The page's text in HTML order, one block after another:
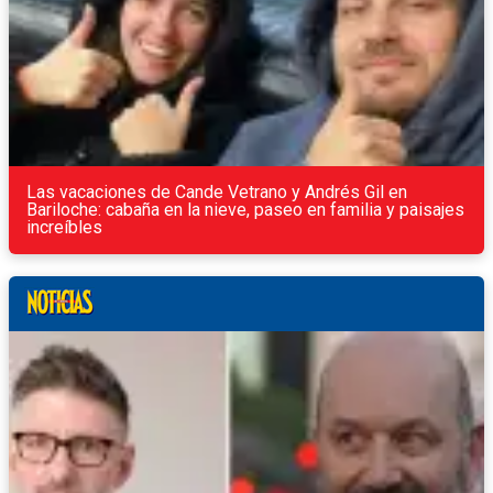
Las vacaciones de Cande Vetrano y Andrés Gil en
Bariloche: cabaña en la nieve, paseo en familia y paisajes
increíbles